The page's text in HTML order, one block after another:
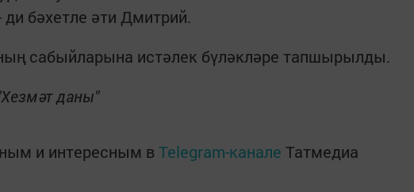
бәхетле әти Дмитрий.
сабыйларына истәлек бүләкләре тапшырылды.
даны"
и интересным в Telegram-канале Татмедиа